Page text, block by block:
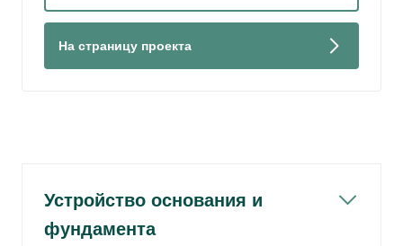
На страницу проекта
Устройство основания и
фундамента